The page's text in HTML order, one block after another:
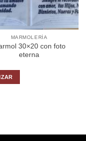
MARMOLERÍA
30×20 con foto
eterna